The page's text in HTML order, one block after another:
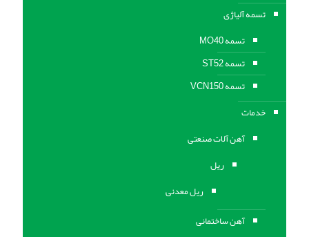
تسمه آلیاژی
تسمه MO40
تسمه ST52
تسمه VCN150
خدمات
آهن آلات صنعتی
ریل
ریل معدنی
آهن ساختمانی